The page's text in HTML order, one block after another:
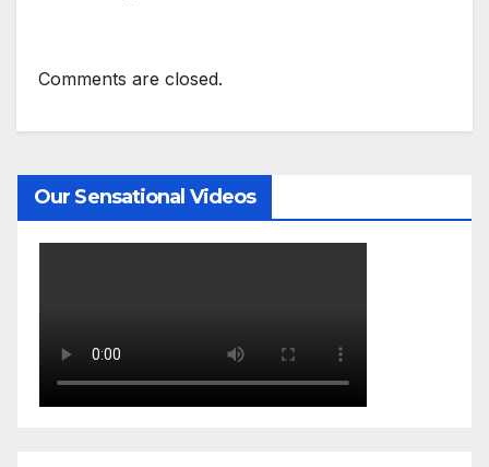
Comments are closed.
Our Sensational Videos